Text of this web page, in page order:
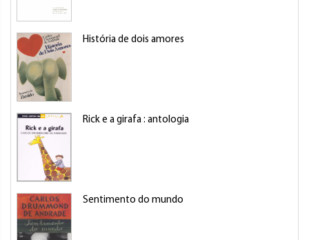
História de dois amores
Rick e a girafa : antologia
Sentimento do mundo